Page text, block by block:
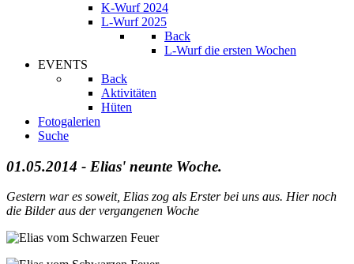
K-Wurf 2024
L-Wurf 2025
Back
L-Wurf die ersten Wochen
EVENTS
Back
Aktivitäten
Hüten
Fotogalerien
Suche
01.05.2014 - Elias' neunte Woche.
Gestern war es soweit, Elias zog als Erster bei uns aus. Hier noch
die Bilder aus der vergangenen Woche